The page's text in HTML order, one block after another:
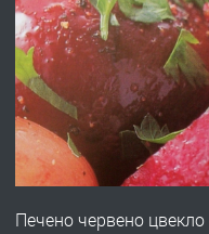
ПРЕДЛАГА
ПРЕДЛАГА
Печено червено цвекло